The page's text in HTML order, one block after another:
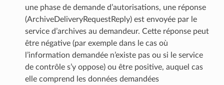
une phase de demande d’autorisations, une réponse
(ArchiveDeliveryRequestReply) est envoyée par le
service d’archives au demandeur. Cette réponse peut
être négative (par exemple dans le cas où
l’information demandée n’existe pas ou si le service
de contrôle s’y oppose) ou être positive, auquel cas
elle comprend les données demandées